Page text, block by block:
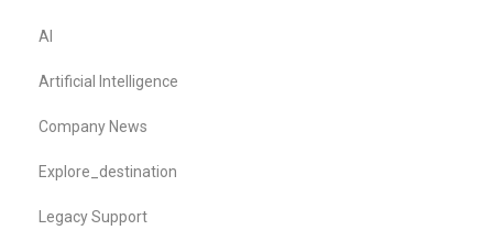
AI
Artificial Intelligence
Company News
Explore_destination
Legacy Support